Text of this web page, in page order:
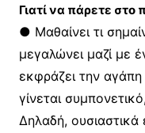
Γιατί να πάρετε στο
● Mαθαίνει τι
μεγαλώνει μαζί με
εκφράζει την αγάπη
γίνεται
Δηλαδή,